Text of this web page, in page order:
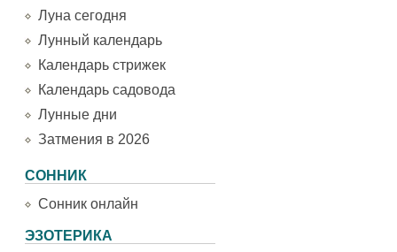
Луна сегодня
Лунный календарь
Календарь стрижек
Календарь садовода
Лунные дни
Затмения в 2026
СОННИК
Сонник онлайн
ЭЗОТЕРИКА